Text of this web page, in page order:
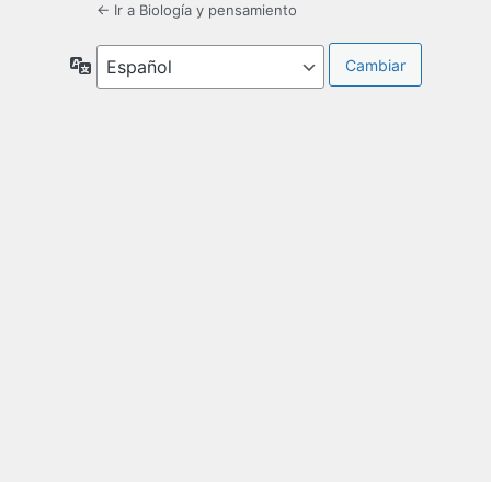
← Ir a Biología y pensamiento
Idioma